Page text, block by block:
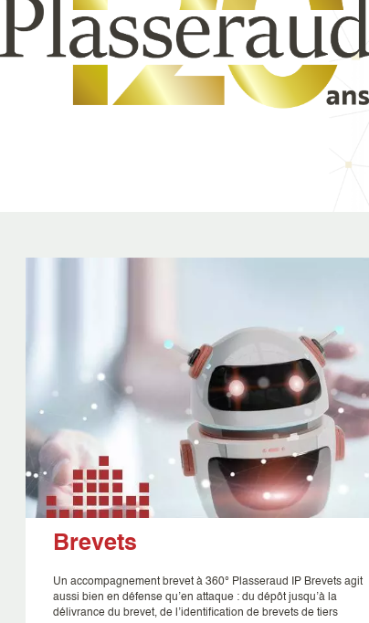
Brevets
Un accompagnement brevet à 360° Plasseraud IP Brevets agit
aussi bien en défense qu’en attaque : du dépôt jusqu’à la
délivrance du brevet, de l’identification de brevets de tiers